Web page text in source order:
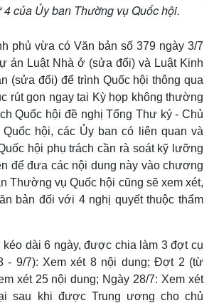
của Ủy ban Thường vụ Quốc hội.
phủ vừa có Văn bản số 379 ngày 3/7
án Luật Nhà ở (sửa đổi) và Luật Kinh
(sửa đổi) để trình Quốc hội thông qua
rút gọn ngay tại Kỳ họp không thường
Quốc hội đề nghị Tổng Thư ký - Chủ
hội, các Ủy ban có liên quan và
hội phụ trách cần rà soát kỹ lưỡng
để đưa các nội dung này vào chương
Thường vụ Quốc hội cũng sẽ xem xét,
bản đối với 4 nghị quyết thuộc thẩm
dài 6 ngày, được chia làm 3 đợt cụ
- 9/7): Xem xét 8 nội dung; Đợt 2 (từ
xét 25 nội dung; Ngày 28/7: Xem xét
sau khi được Trung ương cho chủ